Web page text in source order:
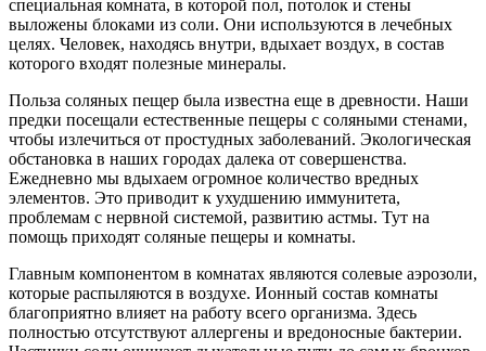
специальная комната, в которой пол, потолок и стены
выложены блоками из соли. Они используются в лечебных
целях. Человек, находясь внутри, вдыхает воздух, в состав
которого входят полезные минералы.
Польза соляных пещер была известна еще в древности. Наши
предки посещали естественные пещеры с соляными стенами,
чтобы излечиться от простудных заболеваний. Экологическая
обстановка в наших городах далека от совершенства.
Ежедневно мы вдыхаем огромное количество вредных
элементов. Это приводит к ухудшению иммунитета,
проблемам с нервной системой, развитию астмы. Тут на
помощь приходят соляные пещеры и комнаты.
Главным компонентом в комнатах являются солевые аэрозоли,
которые распыляются в воздухе. Ионный состав комнаты
благоприятно влияет на работу всего организма. Здесь
полностью отсутствуют аллергены и вредоносные бактерии.